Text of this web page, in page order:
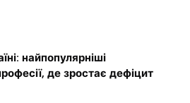
найпопулярніші
де зростає дефіцит